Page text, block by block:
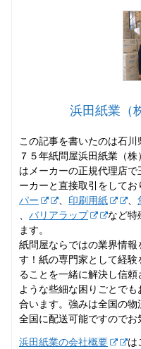
浜田紙業
この記事を書いたのは石
７５年紙問屋浜田紙業（
はメーカーの正規代理店
ーカーと直接取引をしてお
パー
印刷用紙
バリアラップ
など特
ます。
紙問屋ならではの業界情
す！紙の専門家として経
ることを一緒に解決し信
ような些細な困りごとで
合います。強みは全国の物
全国に配送可能ですのでお
浜田紙業の会社概要
は